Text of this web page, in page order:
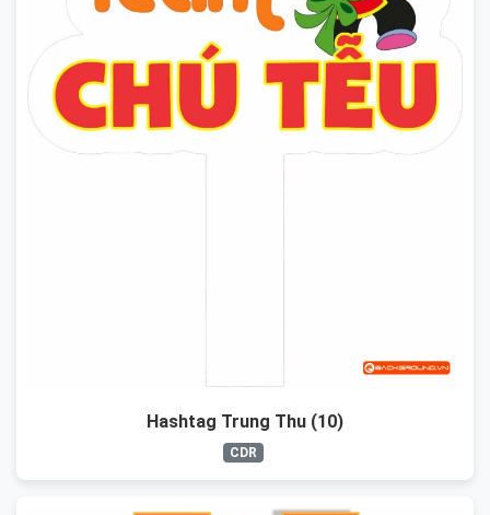
Hashtag Trung Thu (10)
CDR